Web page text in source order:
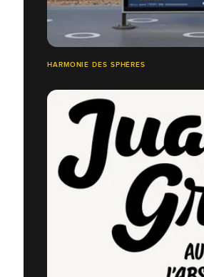
HARMONIE DES SPHÈRES